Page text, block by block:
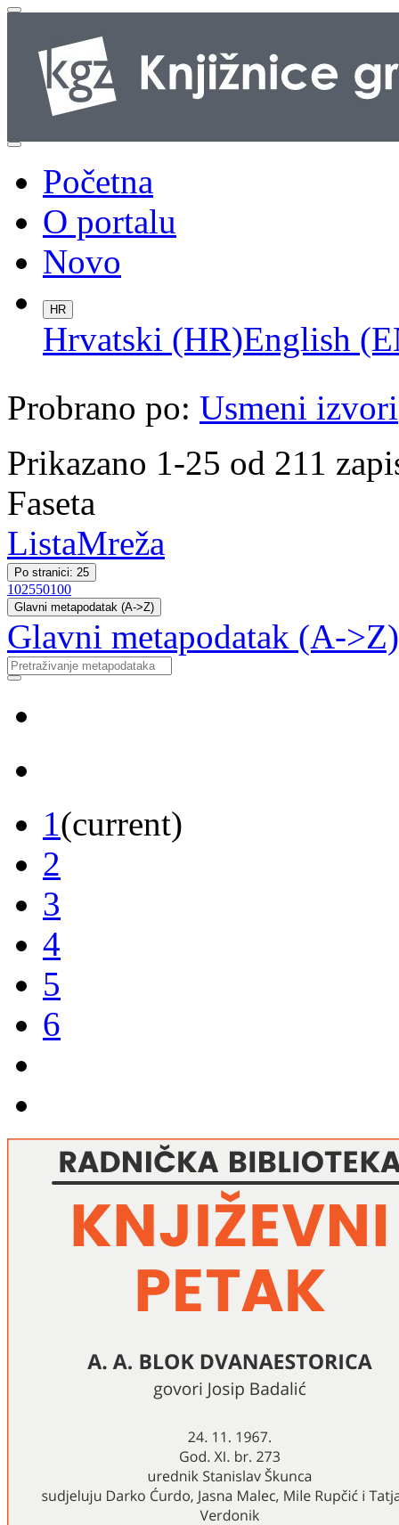
Početna
O portalu
Novo
HR
Hrvatski (HR)English
Probrano po: Usmeni izvori
Prikazano 1-25 od 211
Faseta
ListaMreža
Po stranici: 25
102550100
Glavni metapodatak (A->Z)
Glavni metapodatak (A->Z)
1(current)
2
3
4
5
6